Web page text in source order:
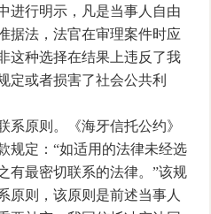
进行明示，凡是当事人自由
据法，法官在审理案件时应
这种选择在结果上违反了我
定或者损害了社会公共利
原则。《海牙信托公约》
规定：“如适用的法律未经选
有最密切联系的法律。”该规
原则，该原则是前述当事人